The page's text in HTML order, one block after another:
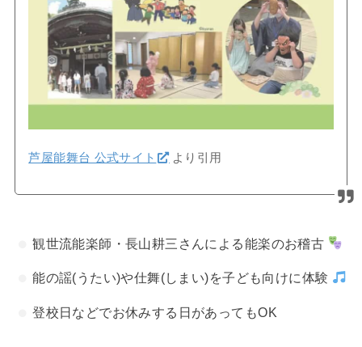
芦屋能舞台 公式サイト より引用
観世流能楽師・長山耕三さんによる能楽のお稽古
能の謡(うたい)や仕舞(しまい)を子ども向けに体験
登校日などでお休みする日があってもOK